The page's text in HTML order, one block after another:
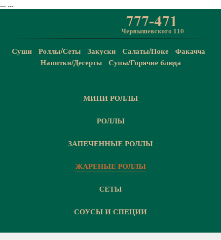
... ...
Суши/ Роллы/Сеты/ Закуски/ Салаты/Поке/ Факачча
Напитки/Десерты/ Супы/Горячие блюда
МИНИ РОЛЛЫ
РОЛЛЫ
ЗАПЕЧЕННЫЕ РОЛЛЫ
ЖАРЕНЫЕ РОЛЛЫ
СЕТЫ
СОУСЫ И СПЕЦИИ